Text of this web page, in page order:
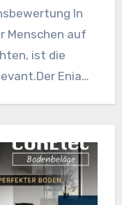
In
Menschen auf
ist die
Enia